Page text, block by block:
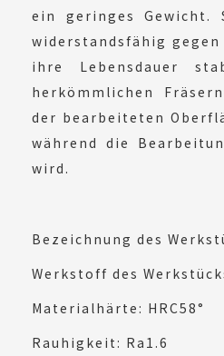
ein geringes Gewicht.
widerstandsfähig gegen
ihre Lebensdauer
herkömmlichen
der bearbeiteten
während die
wird.
Bezeichnung des
Werkstoff des
Materialhärte: HRC58°
Rauhigkeit: Ra1.6